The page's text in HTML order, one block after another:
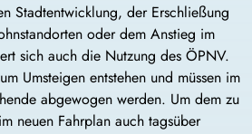
Stadtentwicklung, der Erschließung
oder dem Anstieg im
sich auch die Nutzung des ÖPNV.
Umsteigen entstehen und müssen im
abgewogen werden. Um dem zu
neuen Fahrplan auch tagsüber